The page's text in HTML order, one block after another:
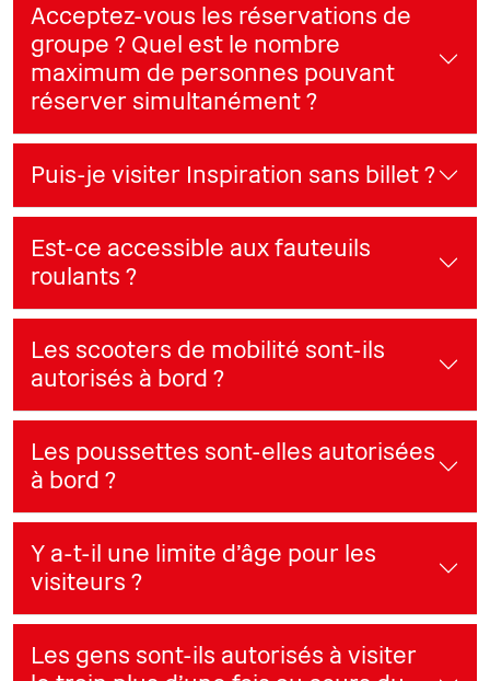
Acceptez-vous les réservations de
groupe ? Quel est le nombre
maximum de personnes pouvant
réserver simultanément ?
Puis-je visiter Inspiration sans billet ?
Est-ce accessible aux fauteuils
roulants ?
Les scooters de mobilité sont-ils
autorisés à bord ?
Les poussettes sont-elles autorisées
à bord ?
Y a-t-il une limite d'âge pour les
visiteurs ?
Les gens sont-ils autorisés à visiter